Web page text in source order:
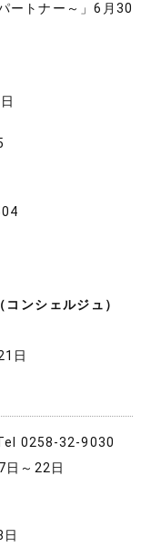
ートナー～」6月30
ンシェルジュ）
日
0258-32-9030
日～22日